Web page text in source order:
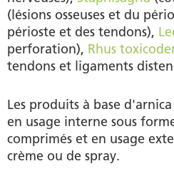
(lésions osseuses et du
périoste et des tendons),
perforation), Rhus
tendons et ligaments
Les produits à base
en usage interne sous
comprimés et en usage
crème ou de spray.